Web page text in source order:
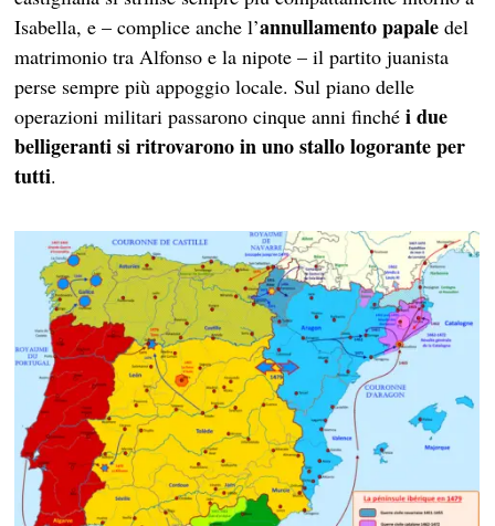
Isabella, e – complice anche l’annullamento papaledel
matrimonio tra Alfonso e la nipote – il partito juanista
perse sempre più appoggio locale. Sul piano delle
operazioni militari passarono cinque anni finché i due
belligeranti si ritrovarono in uno stallo logorante per
tutti.